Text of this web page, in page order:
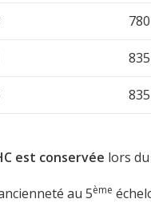
780
835
835
est conservée lors
au 5ème